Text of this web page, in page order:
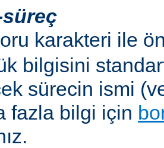
karakteri ile
bilgisini
sürecin ismi
fazla bilgi için